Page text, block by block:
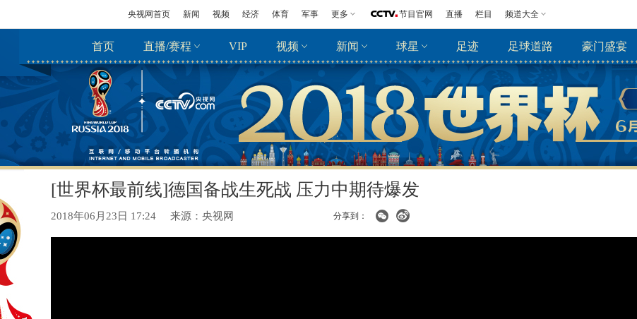
央视网首页 新闻 视频 经济 体育 军事 更多 节目官网 直播 栏目 频道大全
首页 直播/赛程 VIP 视频 新闻 球星 足迹 足球道路 豪门盛宴
[世界杯最前线]德国备战生死战 压力中期待爆发
2018年06月23日 17:24 来源：央视网 分享到：